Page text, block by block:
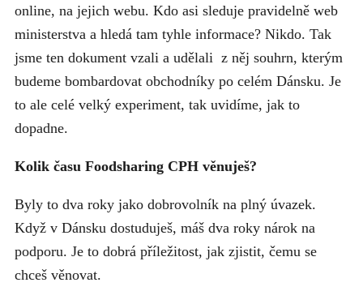
online, na jejich webu. Kdo asi sleduje pravidelně web
ministerstva a hledá tam tyhle informace? Nikdo. Tak
jsme ten dokument vzali a udělali z něj souhrn, kterým
budeme bombardovat obchodníky po celém Dánsku. Je
to ale celé velký experiment, tak uvidíme, jak to
dopadne.
Kolik času Foodsharing CPH věnuješ?
Byly to dva roky jako dobrovolník na plný úvazek.
Když v Dánsku dostuduješ, máš dva roky nárok na
podporu. Je to dobrá příležitost, jak zjistit, čemu se
chceš věnovat.